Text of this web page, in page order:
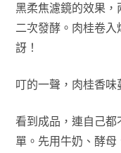
黑柔焦濾鏡的效果
二次發酵。肉桂卷
訝！
叮的一聲，肉桂香味
看到成品，連自己
單。先用牛奶、酵母